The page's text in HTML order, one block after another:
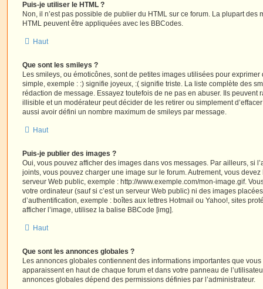
Puis-je utiliser le HTML ?
Non, il n’est pas possible de publier du HTML sur ce forum. La plupart des
HTML peuvent être appliquées avec les BBCodes.
Haut
Que sont les smileys ?
Les smileys, ou émoticônes, sont de petites images utilisées pour
simple, exemple : :) signifie joyeux, :( signifie triste. La liste complète des
rédaction de message. Essayez toutefois de ne pas en abuser. Ils peuvent
illisible et un modérateur peut décider de les retirer ou simplement
aussi avoir défini un nombre maximum de smileys par message.
Haut
Puis-je publier des images ?
Oui, vous pouvez afficher des images dans vos messages. Par ailleurs, si
joints, vous pouvez charger une image sur le forum. Autrement, vous
serveur Web public, exemple : http://www.exemple.com/mon-image.gif.
votre ordinateur (sauf si c’est un serveur Web public) ni des images
d’authentification, exemple : boîtes aux lettres Hotmail ou Yahoo!, sites
afficher l’image, utilisez la balise BBCode [img].
Haut
Que sont les annonces globales ?
Les annonces globales contiennent des informations importantes que
apparaissent en haut de chaque forum et dans votre panneau de
annonces globales dépend des permissions définies par l’administrateur.